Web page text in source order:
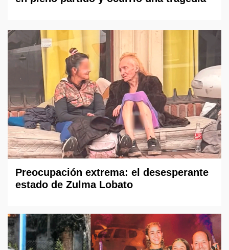
Preocupación extrema: el desesperante
estado de Zulma Lobato